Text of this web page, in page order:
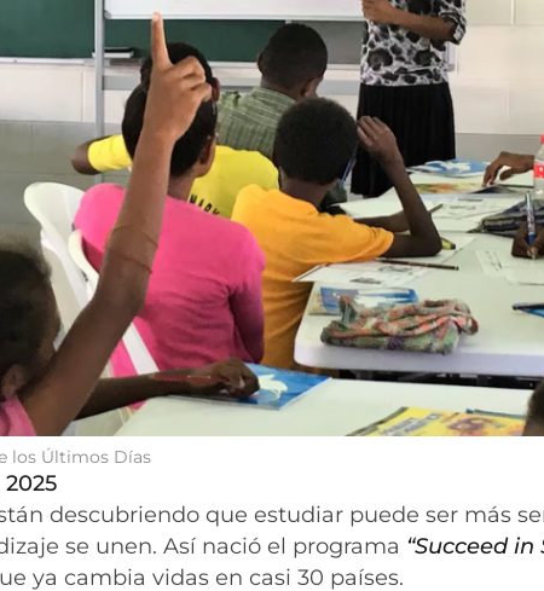
los Últimos Días
descubriendo que estudiar puede ser más
se unen. Así nació el programa “Succeed in
ya cambia vidas en casi 30 países.